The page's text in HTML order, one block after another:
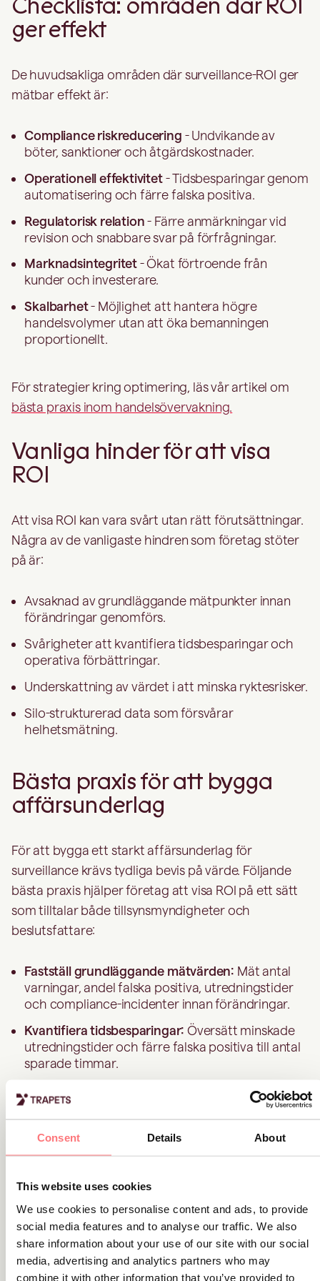
Consent Details About
This website uses cookies
We use cookies to personalise content and ads, to provide
social media features and to analyse our traffic. We also
share information about your use of our site with our social
media, advertising and analytics partners who may
combine it with other information that you’ve provided to
ger effekt
De huvudsakliga områden där surveillance-ROI ger
mätbar effekt är:
Compliance riskreducering - Undvikande av
böter, sanktioner och åtgärdskostnader.
Operationell effektivitet- Tidsbesparingar genom
automatisering och färre falska positiva.
Regulatorisk relation - Färre anmärkningar vid
revision och snabbare svar på förfrågningar.
Marknadsintegritet - Ökat förtroende från
kunder och investerare.
Skalbarhet- Möjlighet att hantera högre
handelsvolymer utan att öka bemanningen
proportionellt.
För strategier kring optimering, läs vår artikel om
bästa praxis inom handelsövervakning.
Vanliga hinder för att visa
ROI
Att visa ROI kan vara svårt utan rätt förutsättningar.
Några av de vanligaste hindren som företag stöter
på är:
Avsaknad av grundläggande mätpunkter innan
förändringar genomförs.
Svårigheter att kvantifiera tidsbesparingar och
operativa förbättringar.
Underskattning av värdet i att minska ryktesrisker.
Silo-strukturerad data som försvårar
helhetsmätning.
Bästa praxis för att bygga
affärsunderlag
För att bygga ett starkt affärsunderlag för
surveillance krävs tydliga bevis på värde. Följande
bästa praxis hjälper företag att visa ROI på ett sätt
som tilltalar både tillsynsmyndigheter och
beslutsfattare:
Fastställ grundläggande mätvärden: Mät antal
varningar, andel falska positiva, utredningstider
och compliance-incidenter innan förändringar.
Kvantifiera tidsbesparingar: Översätt minskade
utredningstider och färre falska positiva till antal
sparade timmar.
Uppskatta potentiella
böter eller förluster som har undvikits genom
förbättrad upptäckt.
att kräva fler medarbetare.
Använd verkliga exempel: Referera till interna
fallstudier eller externa tillsynsärenden för att
tydliggöra potentiella kostnader.